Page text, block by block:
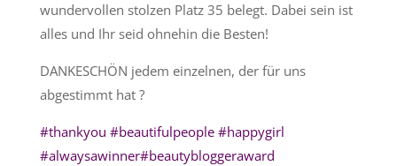
wundervollen stolzen Platz 35 belegt. Dabei sein ist
alles und Ihr seid ohnehin die Besten!
DANKESCHÖN jedem einzelnen, der für uns
abgestimmt hat ?
#thankyou #beautifulpeople #happygirl
#alwaysawinner#beautybloggeraward